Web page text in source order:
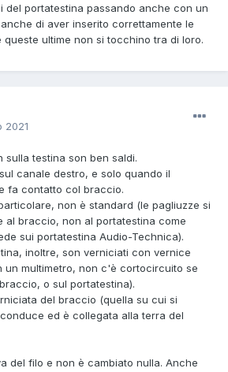
del portatestina passando anche con un
di aver inserito correttamente le
ultime non si tocchino tra di loro.
2021
sulla testina son ben saldi.
canale destro, e solo quando il
fa contatto col braccio.
non è standard (le pagliuzze si
al braccio, non al portatestina come
sui portatestina Audio-Technica).
inoltre, son verniciati con vernice
un multimetro, non c'è cortocircuito se
o sul portatestina).
del braccio (quella su cui si
ed è collegata alla terra del
del filo e non è cambiato nulla. Anche